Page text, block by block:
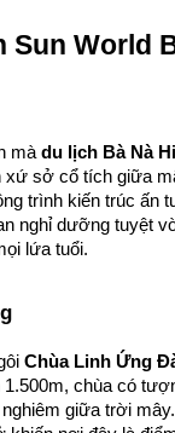
Sun World
mà du lịch Bà Nà
xứ sở cổ tích giữa
trình kiến trúc ấn
nghỉ dưỡng tuyệt
lứa tuổi.
Chùa Linh Ứng
1.500m, chùa có
giữa trời